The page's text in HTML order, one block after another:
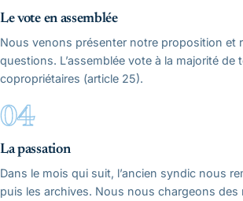
Le vote en assemblée
Nous venons présenter notre proposition et
questions. L’assemblée vote à la majorité de
copropriétaires (article 25).
La passation
Dans le mois qui suit, l’ancien syndic nous
puis les archives. Nous nous chargeons des